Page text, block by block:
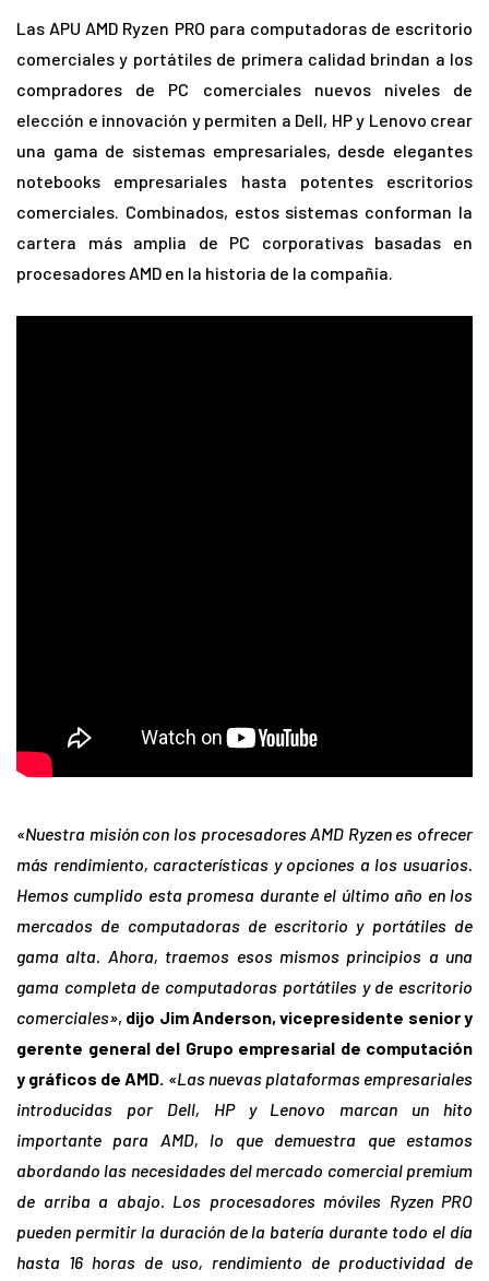
Las APU AMD Ryzen PRO para computadoras de escritorio
comerciales y portátiles de primera calidad brindan a los
compradores de PC comerciales nuevos niveles de
elección e innovación y permiten a Dell, HP y Lenovo crear
una gama de sistemas empresariales, desde elegantes
notebooks empresariales hasta potentes escritorios
comerciales. Combinados, estos sistemas conforman la
cartera más amplia de PC corporativas basadas en
procesadores AMD en la historia de la compañía.
«Nuestra misión con los procesadores AMD Ryzen es ofrecer
más rendimiento, características y opciones a los usuarios.
Hemos cumplido esta promesa durante el último año en los
mercados de computadoras de escritorio y portátiles de
gama alta. Ahora, traemos esos mismos principios a una
gama completa de computadoras portátiles y de escritorio
comerciales», dijo Jim Anderson, vicepresidente senior y
gerente general del Grupo empresarial de computación
y gráficos de AMD. «Las nuevas plataformas empresariales
introducidas por Dell, HP y Lenovo marcan un hito
importante para AMD, lo que demuestra que estamos
abordando las necesidades del mercado comercial premium
de arriba a abajo. Los procesadores móviles Ryzen PRO
pueden permitir la duración de la batería durante todo el día
hasta 16 horas de uso, rendimiento de productividad de